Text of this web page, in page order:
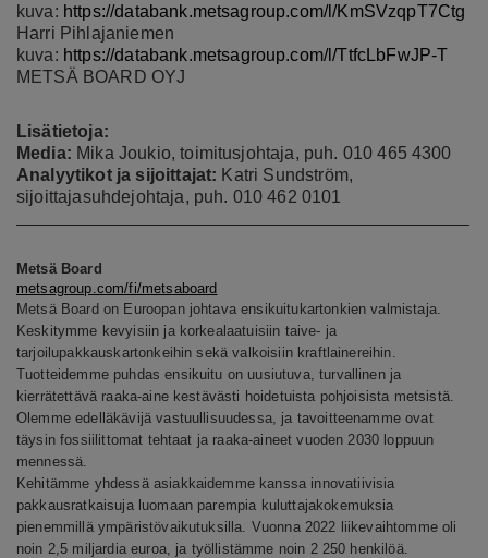
kuva: https://databank.metsagroup.com/l/KmSVzqpT7Ctg
Harri Pihlajaniemen
kuva: https://databank.metsagroup.com/l/TtfcLbFwJP-T
METSÄ BOARD OYJ
Lisätietoja:
Media: Mika Joukio, toimitusjohtaja, puh. 010 465 4300
Analyytikot ja sijoittajat: Katri Sundström,
sijoittajasuhdejohtaja, puh. 010 462 0101
Metsä Board
metsagroup.com/fi/metsaboard
Metsä Board on Euroopan johtava ensikuitukartonkien valmistaja.
Keskitymme kevyisiin ja korkealaatuisiin taive- ja
tarjoilupakkauskartonkeihin sekä valkoisiin kraftlainereihin.
Tuotteidemme puhdas ensikuitu on uusiutuva, turvallinen ja
kierrätettävä raaka-aine kestävästi hoidetuista pohjoisista metsistä.
Olemme edelläkävijä vastuullisuudessa, ja tavoitteenamme ovat
täysin fossiilittomat tehtaat ja raaka-aineet vuoden 2030 loppuun
mennessä.
Kehitämme yhdessä asiakkaidemme kanssa innovatiivisia
pakkausratkaisuja luomaan parempia kuluttajakokemuksia
pienemmillä ympäristövaikutuksilla. Vuonna 2022 liikevaihtomme oli
noin 2,5 miljardia euroa, ja työllistämme noin 2 250 henkilöä.